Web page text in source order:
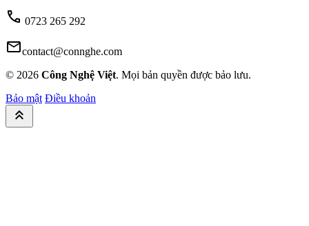
call 0723 265 292
mailcontact@connghe.com
© 2026 Công Nghệ Việt. Mọi bản quyền được bảo lưu.
Bảo mật Điều khoản
keyboard_double_arrow_up